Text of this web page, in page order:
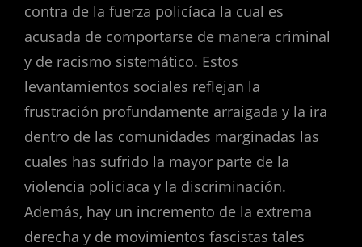
contra de la fuerza policíaca la cual es
acusada de comportarse de manera criminal
y de racismo sistemático. Estos
levantamientos sociales reflejan la
frustración profundamente arraigada y la ira
dentro de las comunidades marginadas las
cuales has sufrido la mayor parte de la
violencia policiaca y la discriminación.
Además, hay un incremento de la extrema
derecha y de movimientos fascistas tales